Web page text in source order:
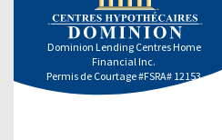
Dominion Lending Centres Home
Financial Inc.
Permis de Courtage #FSRA# 12153